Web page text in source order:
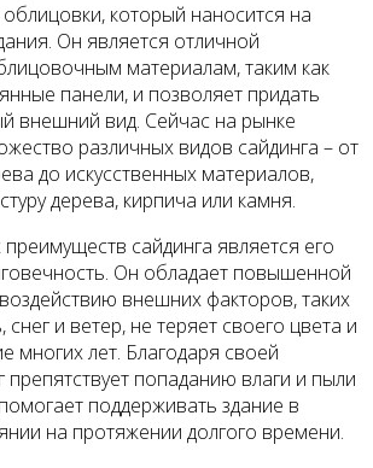
облицовки, который наносится на
Он является отличной
материалам, таким как
панели, и позволяет придать
внешний вид. Сейчас на рынке
различных видов сайдинга – от
до искусственных материалов,
дерева, кирпича или камня.
сайдинга является его
Он обладает повышенной
внешних факторов, таких
снег и ветер, не теряет своего цвета и
многих лет. Благодаря своей
препятствует попаданию влаги и пыли
поддерживать здание в
на протяжении долгого времени.